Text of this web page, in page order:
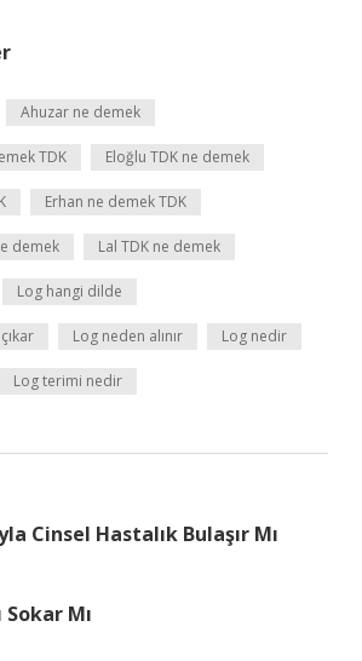
Ahuzar ne demek
TDK Eloğlu TDK ne demek
Erhan ne demek TDK
demek Lal TDK ne demek
Log hangi dilde
Log neden alınır Log nedir
Log terimi nedir
Cinsel Hastalık Bulaşır Mı
Sokar Mı